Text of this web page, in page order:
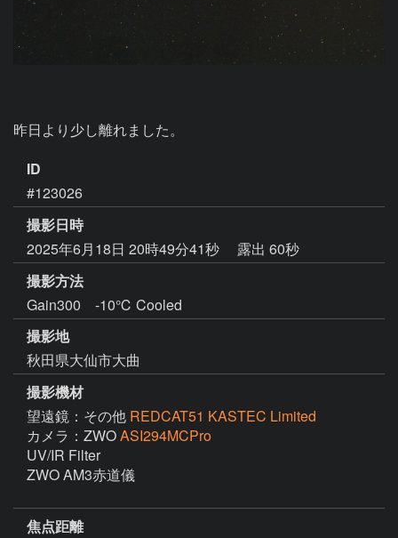
昨日より少し離れました。
ID
#123026
撮影日時
2025年6月18日 20時49分41秒
露出 60秒
撮影方法
Gain300 -10℃ Cooled
撮影地
秋田県大仙市大曲
撮影機材
望遠鏡：その他 REDCAT51 KASTEC Limited
カメラ：ZWOASI294MCPro
UV/IR Filter
ZWO AM3赤道儀
焦点距離